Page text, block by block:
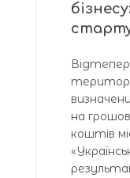
Відтепер
на
коштів